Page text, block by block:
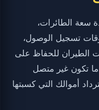
سعة الطائرات،
تسجيل الوصول،
الطيران للحفاظ على
تكون غير متصل
أموالك التي كسبتها